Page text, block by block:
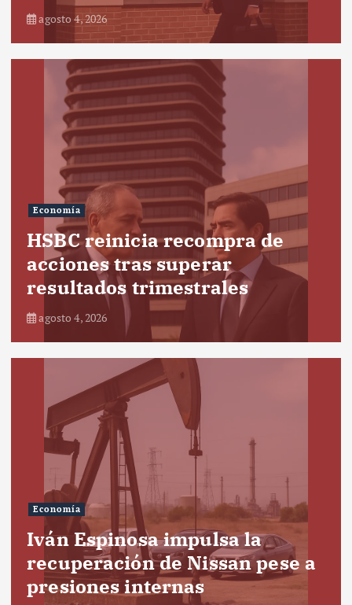
agosto 4, 2026
Economía
HSBC reinicia recompra de
acciones tras superar
resultados trimestrales
agosto 4, 2026
Economía
Iván Espinosa impulsa la
recuperación de Nissan pese a
presiones internas